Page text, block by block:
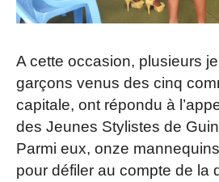
A cette occasion, plusieurs
garçons venus des cinq
capitale, ont répondu à
des Jeunes Stylistes de
Parmi eux, onze
pour défiler au compte de la